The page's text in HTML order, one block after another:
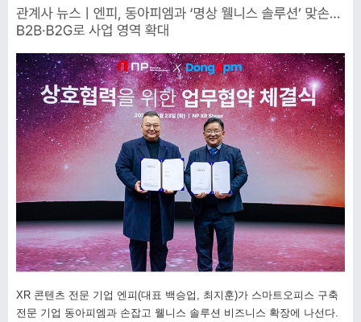
XR 콘텐츠 전문 기업 엔피(대표 백승업, 최지훈)가 스마트오피스 구축
전문 기업 동아피엠과 손잡고 웰니스 솔루션 비즈니스 확장에 나선다.